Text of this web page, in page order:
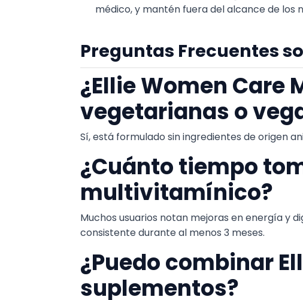
médico, y mantén fuera del alcance de los
Preguntas Frecuentes
¿Ellie Women
vegetarianas o
Sí, está formulado sin ingredientes de origen
¿Cuánto tiempo
multivitamínico?
Muchos usuarios notan mejoras en energía y
consistente durante al menos 3 meses.
¿Puedo combinar
suplementos?